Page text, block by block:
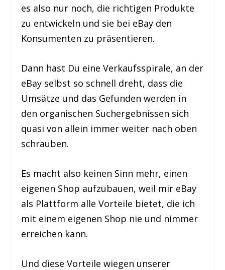
es also nur noch, die richtigen Produkte
zu entwickeln und sie bei eBay den
Konsumenten zu präsentieren.
Dann hast Du eine Verkaufsspirale, an der
eBay selbst so schnell dreht, dass die
Umsätze und das Gefunden werden in
den organischen Suchergebnissen sich
quasi von allein immer weiter nach oben
schrauben.
Es macht also keinen Sinn mehr, einen
eigenen Shop aufzubauen, weil mir eBay
als Plattform alle Vorteile bietet, die ich
mit einem eigenen Shop nie und nimmer
erreichen kann.
Und diese Vorteile wiegen unserer